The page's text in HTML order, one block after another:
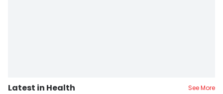
Latest in Health See More